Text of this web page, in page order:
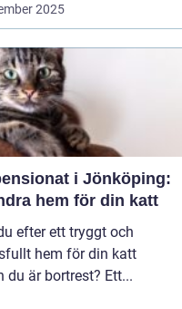
2025
i Jönköping:
hem för din katt
efter ett tryggt och
hem för din katt
du är bortrest? Ett...